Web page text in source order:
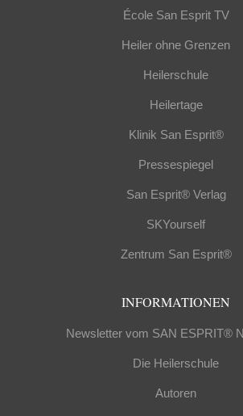
École San Esprit TV
Heiler ohne Grenzen
Heilerschule
Heilertage
Klinik San Esprit®
Pressespiegel
San Esprit® Verlag
SKYourself
Zentrum San Esprit®
INFORMATIONEN
Newsletter vom SAN ESPRIT®
Die Heilerschule
Autoren